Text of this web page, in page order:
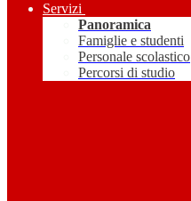
Servizi
Panoramica
Famiglie e studenti
Personale scolastico
Percorsi di studio